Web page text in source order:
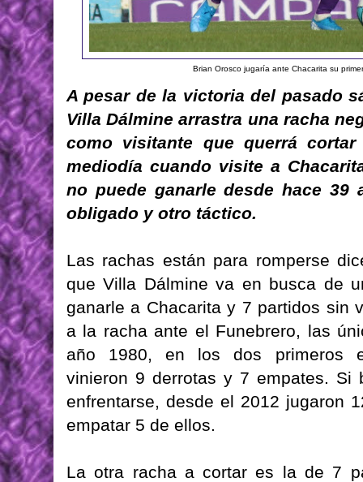
Brian Orosco jugaría ante Chacarita su
A pesar de la victoria del pasado
Villa Dálmine arrastra una racha
como visitante que querrá
mediodía cuando visite a
no puede ganarle desde hace 39
obligado y otro táctico.
Las rachas están para romperse
que Villa Dálmine va en busca de
ganarle a Chacarita y 7 partidos sin
a la racha ante el Funebrero, las
año 1980, en los dos primeros
vinieron 9 derrotas y 7 empates. Si
enfrentarse, desde el 2012 jugaron
empatar 5 de ellos.
La otra racha a cortar es la de 7